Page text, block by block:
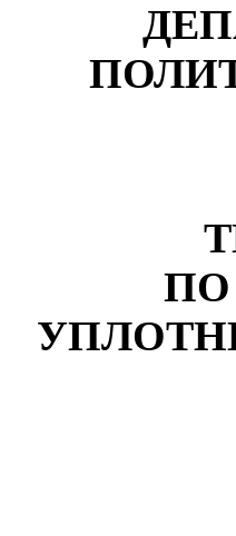
ПО